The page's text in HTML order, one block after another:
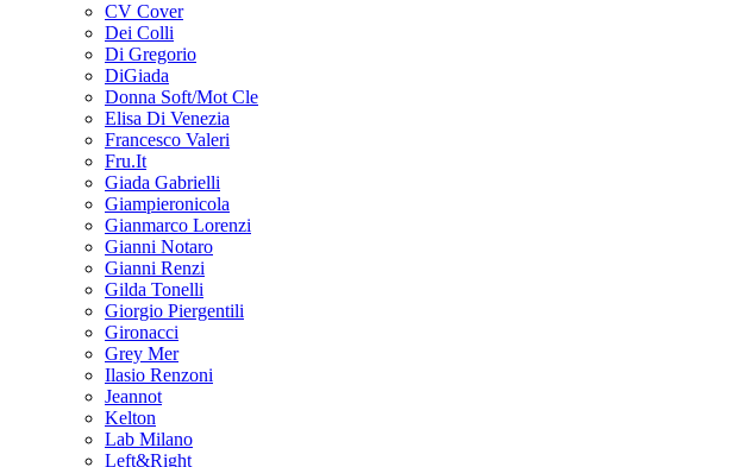
CV Cover
Dei Colli
Di Gregorio
DiGiada
Donna Soft/Mot Cle
Elisa Di Venezia
Francesco Valeri
Fru.It
Giada Gabrielli
Giampieronicola
Gianmarco Lorenzi
Gianni Notaro
Gianni Renzi
Gilda Tonelli
Giorgio Piergentili
Gironacci
Grey Mer
Ilasio Renzoni
Jeannot
Kelton
Lab Milano
Left&Right